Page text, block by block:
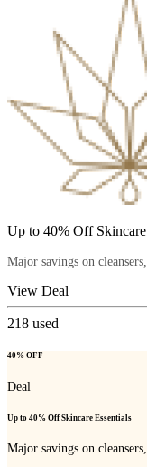
Up to 40% Off Skincare
Major savings on
View Deal
218 used
40% OFF
Deal
Up to 40% Off Skincare Essentials
Major savings on